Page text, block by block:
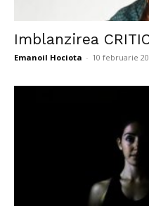
Imblanzirea
Emanoil Hociota - 10 februarie